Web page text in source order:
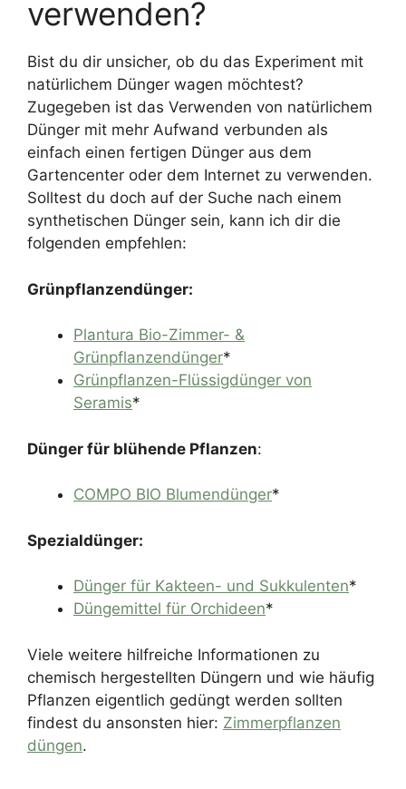
verwenden?
Bist du dir unsicher, ob du das Experiment mit
natürlichem Dünger wagen möchtest?
Zugegeben ist das Verwenden von natürlichem
Dünger mit mehr Aufwand verbunden als
einfach einen fertigen Dünger aus dem
Gartencenter oder dem Internet zu verwenden.
Solltest du doch auf der Suche nach einem
synthetischen Dünger sein, kann ich dir die
folgenden empfehlen:
Grünpflanzendünger:
Plantura Bio-Zimmer- &
Grünpflanzendünger*
Grünpflanzen-Flüssigdünger von
Seramis*
Dünger für blühende Pflanzen:
COMPO BIO Blumendünger*
Spezialdünger:
Dünger für Kakteen- und Sukkulenten*
Düngemittel für Orchideen*
Viele weitere hilfreiche Informationen zu
chemisch hergestellten Düngern und wie häufig
Pflanzen eigentlich gedüngt werden sollten
findest du ansonsten hier: Zimmerpflanzen
düngen.